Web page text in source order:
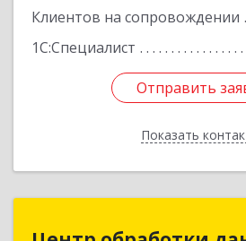
Клиентов на сопровождении
1С:Специалист
Отправить
Показать
Отправить
Назад
Центр